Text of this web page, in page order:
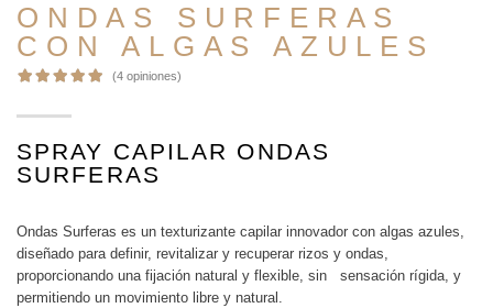
ONDAS SURFERAS
CON ALGAS AZULES
(4 opiniones)
SPRAY CAPILAR ONDAS
SURFERAS
Ondas Surferas es un texturizante capilar innovador con algas azules,
diseñado para definir, revitalizar y recuperar rizos y ondas,
proporcionando una fijación natural y flexible, sin sensación rígida, y
permitiendo un movimiento libre y natural.